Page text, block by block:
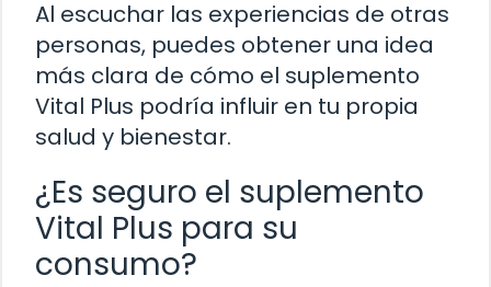
Al escuchar las experiencias de otras
personas, puedes obtener una idea
más clara de cómo el suplemento
Vital Plus podría influir en tu propia
salud y bienestar.
¿Es seguro el suplemento
Vital Plus para su
consumo?